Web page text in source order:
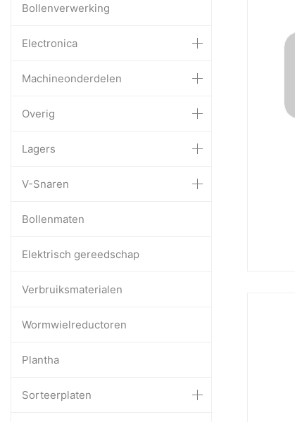
Bollenverwerking
Electronica
Machineonderdelen
Overig
Lagers
V-Snaren
Bollenmaten
Elektrisch gereedschap
Verbruiksmaterialen
Wormwielreductoren
Plantha
Sorteerplaten